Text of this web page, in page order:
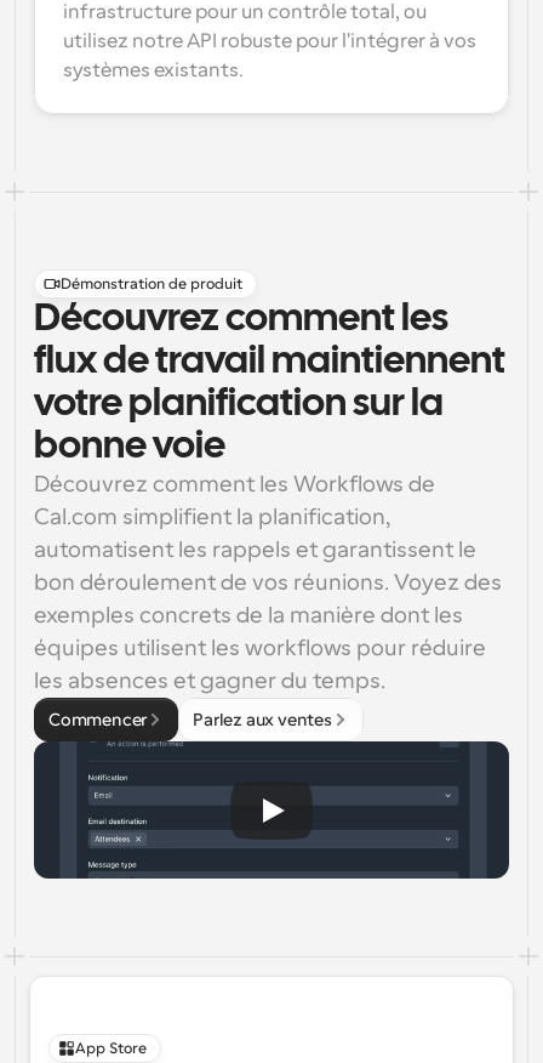
infrastructure pour un contrôle total, ou
utilisez notre API robuste pour l'intégrer à vos
systèmes existants.
Démonstration de produit
Découvrez comment les
flux de travail maintiennent
votre planification sur la
bonne voie
Découvrez comment les Workflows de
Cal.com simplifient la planification,
automatisent les rappels et garantissent le
bon déroulement de vos réunions. Voyez des
exemples concrets de la manière dont les
équipes utilisent les workflows pour réduire
les absences et gagner du temps.
Commencer Parlez aux ventes
App Store